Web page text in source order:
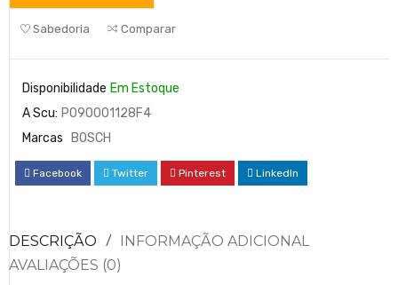
Sabedoria Comparar
Disponibilidade Em Estoque
A Scu: P090001128F4
Marcas
BOSCH
Facebook Twitter Pinterest LinkedIn
DESCRIÇÃO
INFORMAÇÃO ADICIONAL
AVALIAÇÕES (0)